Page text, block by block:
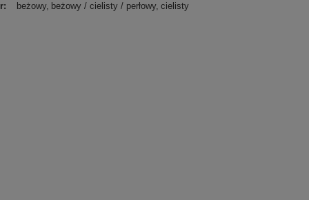
beżowy beżowy / cielisty / perłowy cielisty